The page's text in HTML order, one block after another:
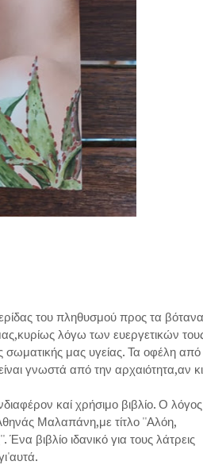
του πληθυσμού προς τα βότανα
λόγω των ευεργετικών
σωματικής μας υγείας. Τα οφέλη από
γνωστά από την αρχαιότητα,αν κι
καί χρήσιμο βιβλίο. Ο λόγος
Μαλαπάνη,με τίτλο ''Αλόη,
βιβλίο ιδανικό για τους λάτρεις